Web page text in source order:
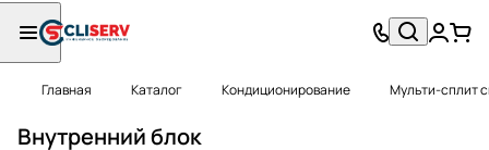
Главная Каталог Кондиционирование Мульти-сплит
Внутренний блок